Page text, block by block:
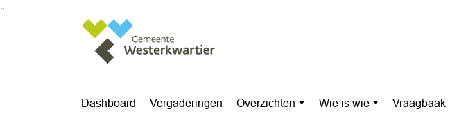
Dashboard Vergaderingen Overzichten Wie is wie Vraagbaak